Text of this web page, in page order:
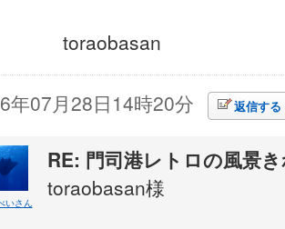
年07月28日14時20分 返信する
いさん
RE: 門司港レトロの風景
toraobasan様